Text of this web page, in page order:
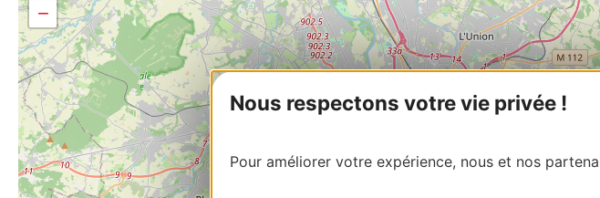
Nous respectons votre vie privée !
Pour améliorer votre expérience, nous et nos
−